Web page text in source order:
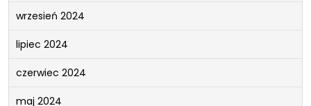
wrzesień 2024
lipiec 2024
czerwiec 2024
maj 2024